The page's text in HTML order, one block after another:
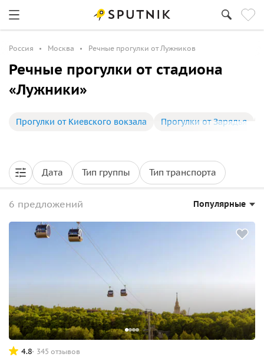
Россия Москва Речные прогулки от Лужников
Речные прогулки от стадиона
«Лужники»
Прогулки от Киевского вокзала Прогулки от Зарядья
Дата Тип группы Тип транспорта
6 предложений Популярные
4.8 345 отзывов